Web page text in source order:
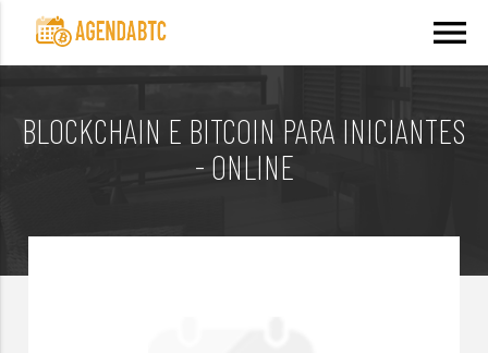
menu
BLOCKCHAIN E BITCOIN PARA INICIANTES
- ONLINE